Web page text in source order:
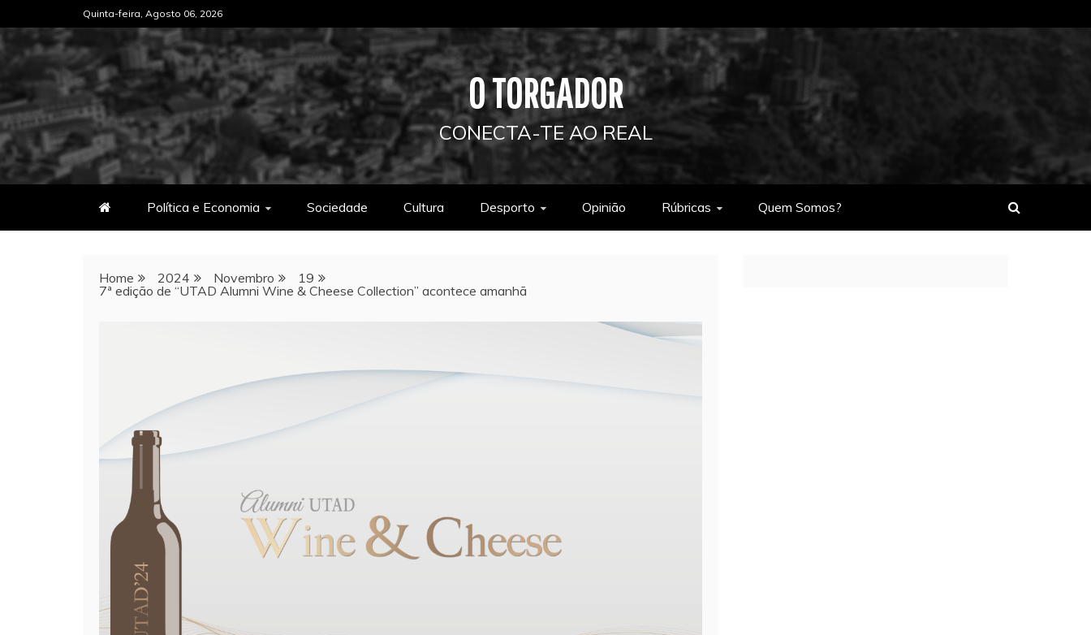
to
content
Quinta-feira, Agosto 06, 2026
O TORGADOR
CONECTA-TE AO REAL
Política e Economia Sociedade Cultura Desporto Opinião Rúbricas Quem Somos?
Home 2024 Novembro
19
7ª edição de “UTAD Alumni Wine & Cheese Collection” acontece amanhã